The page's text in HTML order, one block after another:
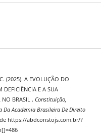
(2025). A EVOLUÇÃO DO
DEFICIÊNCIA E A SUA
NO BRASIL . Constituição,
Da Academia Brasileira De Direito
https://abdconstojs.com.br/?